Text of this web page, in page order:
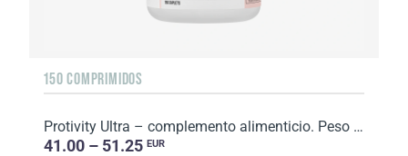
150 COMPRIMIDOS
Protivity Ultra – complemento alimenticio. Peso neto: 246 g.
41.00 – 51.25 EUR